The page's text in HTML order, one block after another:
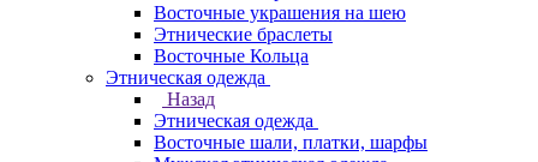
Восточные украшения на шею
Этнические браслеты
Восточные Кольца
Этническая одежда
Назад
Этническая одежда
Восточные шали, платки, шарфы